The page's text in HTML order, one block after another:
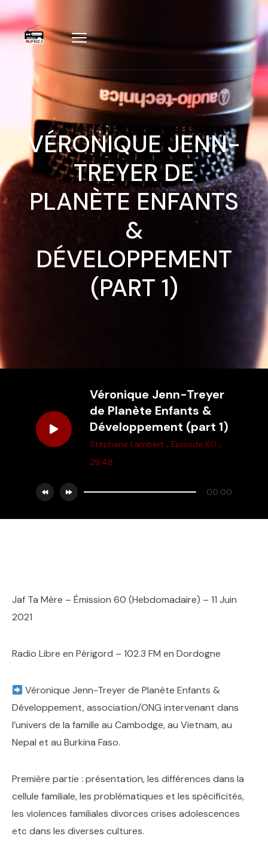
VÉRONIQUE JENN-
TREYER DE
PLANÈTE ENFANTS
&
DÉVELOPPEMENT
(PART 1)
Véronique Jenn-Treyer
de Planète Enfants &
Développement (part 1)
Stéphane Lambert . Episode 60 .
29:48
00:00
Jaf Ta Mère – Émission 60 (Hebdomadaire) – 11 Juin
2021
Radio Libre en Périgord – 102.3 FM en Dordogne
Véronique Jenn-Treyer de Planète Enfants &
Développement, association/ONG intervenant dans
l’univers de la famille au Cambodge, au Vietnam, au
Nepal et au Burkina Faso.
Première partie : présentation, les différences dans la
cellule familiale, les problématiques et les spécificités,
les violences familiales divorces crises adolescences
etc dans les diverses cultures.